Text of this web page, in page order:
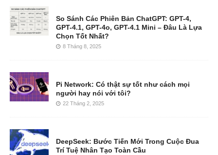
So Sánh Các Phiên Bản ChatGPT: GPT-4,
GPT-4.1, GPT-4o, GPT-4.1 Mini – Đâu Là Lựa
Chọn Tốt Nhất?
8 Tháng 8, 2025
Pi Network: Có thật sự tốt như cách mọi
người hay nói với tôi?
22 Tháng 2, 2025
DeepSeek: Bước Tiến Mới Trong Cuộc Đua
Trí Tuệ Nhân Tạo Toàn Cầu